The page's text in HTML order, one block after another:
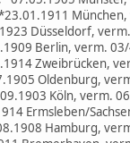
Düsseldorf,
Berlin, verm.
Zweibrücken,
Oldenburg,
Köln, verm.
Ermsleben/
Hamburg,